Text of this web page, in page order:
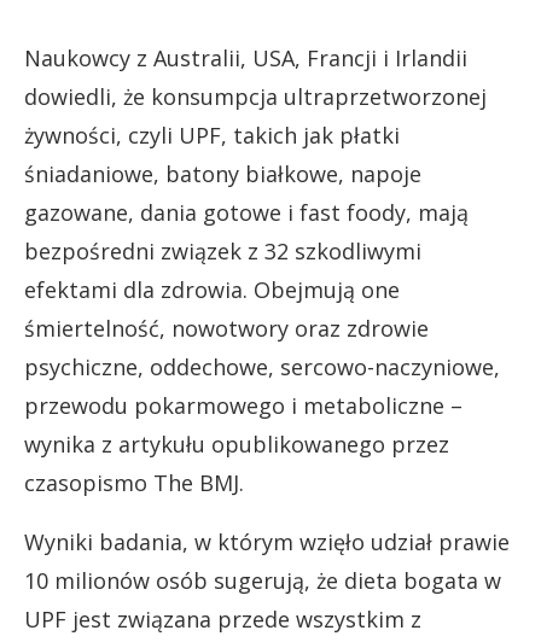
Naukowcy z Australii, USA, Francji i Irlandii
dowiedli, że konsumpcja ultraprzetworzonej
żywności, czyli UPF, takich jak płatki
śniadaniowe, batony białkowe, napoje
gazowane, dania gotowe i fast foody, mają
bezpośredni związek z 32 szkodliwymi
efektami dla zdrowia. Obejmują one
śmiertelność, nowotwory oraz zdrowie
psychiczne, oddechowe, sercowo-naczyniowe,
przewodu pokarmowego i metaboliczne –
wynika z artykułu opublikowanego przez
czasopismo The BMJ.
Wyniki badania, w którym wzięło udział prawie
10 milionów osób sugerują, że dieta bogata w
UPF jest związana przede wszystkim z